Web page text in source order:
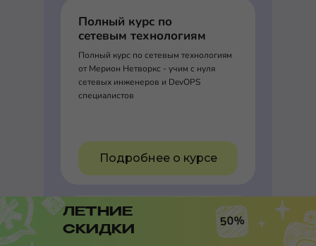
Полный курс по
сетевым технологиям
Полный курс по сетевым технологиям
от Мерион Нетворкс - учим с нуля
сетевых инженеров и DevOPS
специалистов
Подробнее о курсе
DevOps-инженер с
нуля
ЛЕТНИЕ
СКИДКИ
50%